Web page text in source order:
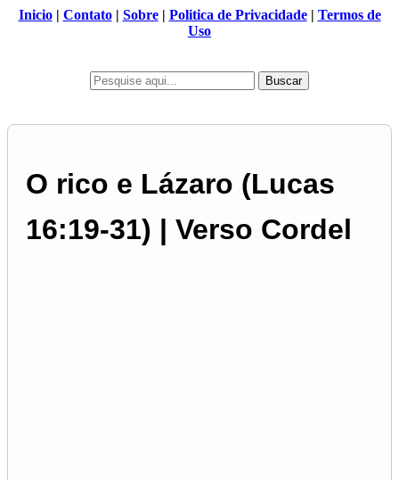
Inicio| Contato| Sobre| Politica de Privacidade| Termos de
Uso
Buscar
O rico e Lázaro (Lucas
16:19-31) | Verso Cordel